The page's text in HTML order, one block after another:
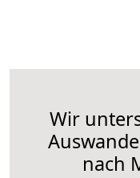
Wir
nach